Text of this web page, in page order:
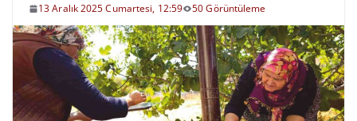
13 Aralık 2025 Cumartesi, 12:59 50 Görüntüleme